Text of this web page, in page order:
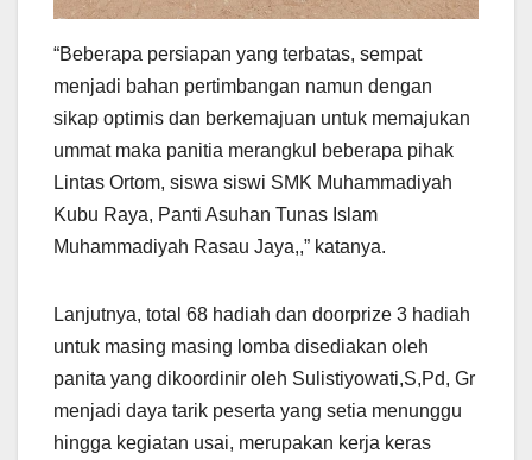
“Beberapa persiapan yang terbatas, sempat
menjadi bahan pertimbangan namun dengan
sikap optimis dan berkemajuan untuk memajukan
ummat maka panitia merangkul beberapa pihak
Lintas Ortom, siswa siswi SMK Muhammadiyah
Kubu Raya, Panti Asuhan Tunas Islam
Muhammadiyah Rasau Jaya,,” katanya.
Lanjutnya, total 68 hadiah dan doorprize 3 hadiah
untuk masing masing lomba disediakan oleh
panita yang dikoordinir oleh Sulistiyowati,S,Pd, Gr
menjadi daya tarik peserta yang setia menunggu
hingga kegiatan usai, merupakan kerja keras